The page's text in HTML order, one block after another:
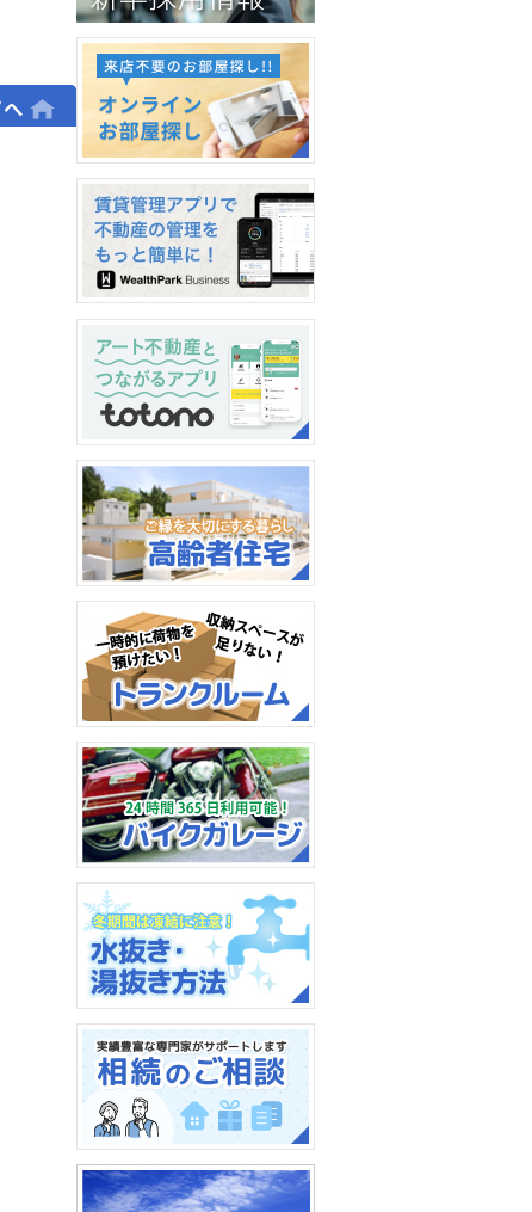
新卒採用情報2026
オンラインお部屋探し
【WealthPark（ウェルスパ
ーク）ビジネス】導入のお
知らせ
アプリを使って暮らしをも
っと便利に、快適に。
高齢者住宅アルテプラド：
住み慣れた家のように。
トランクルーム：一時的に
荷物を預けたい、収納スペ
ースがたりない、そんな時
に。
バイクガレージ：24時間
365日利用可能！
水抜き・湯抜き方法